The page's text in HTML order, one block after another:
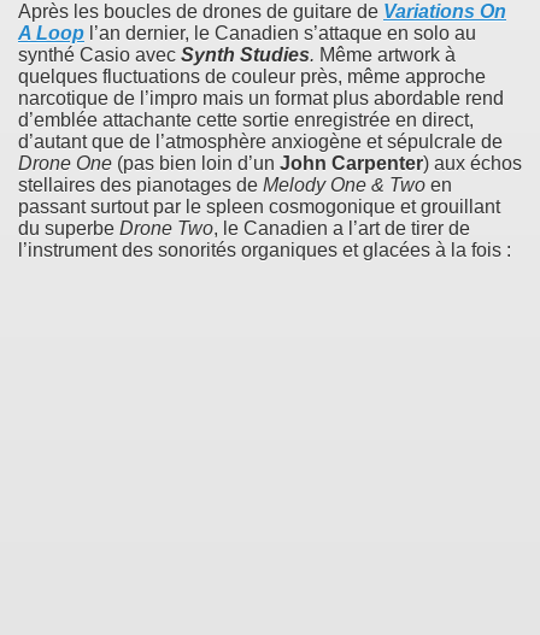
Après les boucles de drones de guitare de Variations On
A Loop l’an dernier, le Canadien s’attaque en solo au
synthé Casio avec Synth Studies. Même artwork à
quelques fluctuations de couleur près, même approche
narcotique de l’impro mais un format plus abordable rend
d’emblée attachante cette sortie enregistrée en direct,
d’autant que de l’atmosphère anxiogène et sépulcrale de
Drone One (pas bien loin d’un John Carpenter) aux échos
stellaires des pianotages de Melody One & Two en
passant surtout par le spleen cosmogonique et grouillant
du superbe Drone Two, le Canadien a l’art de tirer de
l’instrument des sonorités organiques et glacées à la fois :